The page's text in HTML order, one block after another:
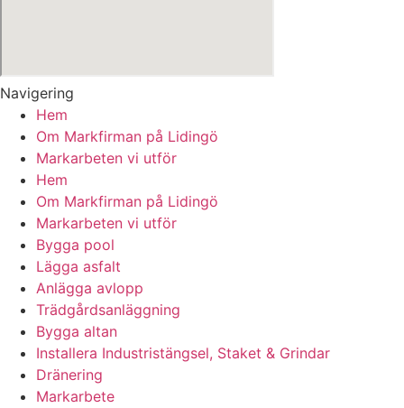
Navigering
Hem
Om Markfirman på Lidingö
Markarbeten vi utför
Hem
Om Markfirman på Lidingö
Markarbeten vi utför
Bygga pool
Lägga asfalt
Anlägga avlopp
Trädgårdsanläggning
Bygga altan
Installera Industristängsel, Staket & Grindar
Dränering
Markarbete